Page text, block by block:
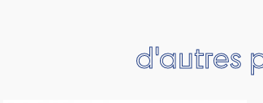
d'autres